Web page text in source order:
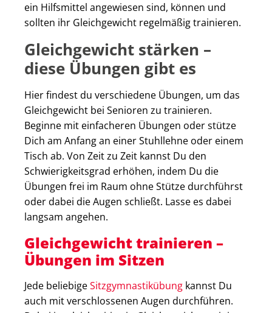
ein Hilfsmittel angewiesen sind, können und
sollten ihr Gleichgewicht regelmäßig trainieren.
Gleichgewicht stärken –
diese Übungen gibt es
Hier findest du verschiedene Übungen, um das
Gleichgewicht bei Senioren zu trainieren.
Beginne mit einfacheren Übungen oder stütze
Dich am Anfang an einer Stuhllehne oder einem
Tisch ab. Von Zeit zu Zeit kannst Du den
Schwierigkeitsgrad erhöhen, indem Du die
Übungen frei im Raum ohne Stütze durchführst
oder dabei die Augen schließt. Lasse es dabei
langsam angehen.
Gleichgewicht trainieren –
Übungen im Sitzen
Jede beliebigeSitzgymnastikübung kannst Du
auch mit verschlossenen Augen durchführen.